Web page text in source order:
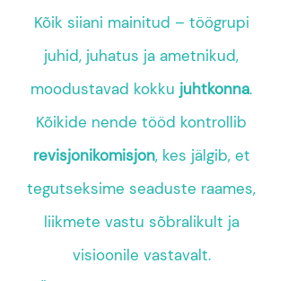
Kõik siiani mainitud – töögrupi
juhid, juhatus ja ametnikud,
moodustavad kokku juhtkonna.
Kõikide nende tööd kontrollib
revisjonikomisjon, kes jälgib, et
tegutseksime seaduste raames,
liikmete vastu sõbralikult ja
visioonile vastavalt.